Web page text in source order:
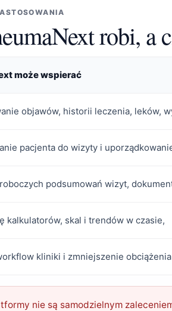
robi, a
może wspierać
objawów, historii leczenia, leków,
pacjenta do wizyty i
podsumowań wizyt,
kalkulatorów, skal i trendów w czasie,
kliniki i zmniejszenie
nie są samodzielnym